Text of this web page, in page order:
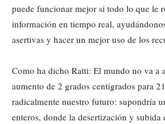
puede funcionar mejor si todo lo que le
información en tiempo real,
asertivas y hacer un mejor uso de los
Como ha dicho Ratti: El mundo no va a
aumento de 2 grados centígrados para
radicalmente nuestro futuro: supondría
enteros, donde la desertización y subida